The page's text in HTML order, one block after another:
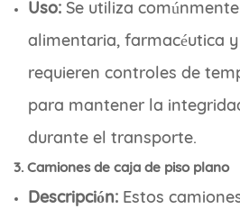
Uso: Se utiliza
alimentaria, farmacéutica
requieren controles de
para mantener la
durante el transporte.
3. Camiones de caja de piso plano
Descripción: Estos